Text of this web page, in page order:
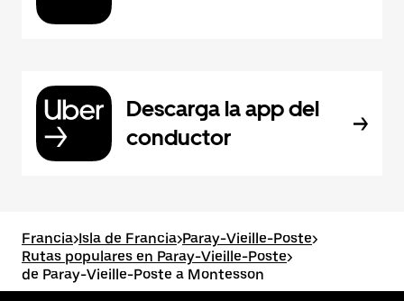
Descarga la app del
conductor
Francia>Isla de Francia>Paray-Vieille-Poste>
Rutas populares en Paray-Vieille-Poste>
de Paray-Vieille-Poste a Montesson